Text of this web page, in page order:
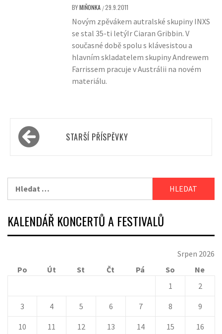
BYMIŇONKA /29.9.2011
Novým zpěvákem autralské skupiny INXS
se stal 35-ti letýIr Ciaran Gribbin. V
současné době spolu s klávesistou a
hlavním skladatelem skupiny Andrewem
Farrissem pracuje v Austrálii na novém
materiálu.
Navigace
pro STARŠÍ PŘÍSPĚVKY
KALENDÁŘ KONCERTŮ A FESTIVALŮ
Srpen 2026
Po
Út St Čt Pá So
Ne
1
2
3 4 5 6 7 8 9
10 11 12 13 14 15 16